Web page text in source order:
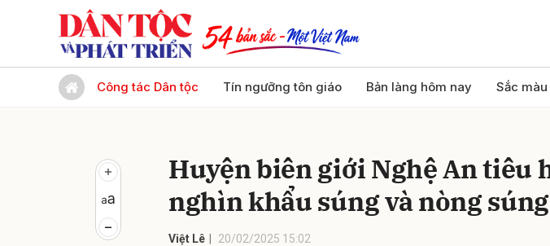
Công tác Dân tộc Tín ngưỡng tôn giáo Bản làng hôm nay Sắc màu
Huyện biên giới Nghệ An tiêu
nghìn khẩu súng và nòng
Việt Lê 20/02/2025 15:02
Gửi bình luận